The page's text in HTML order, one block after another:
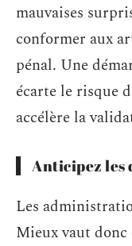
mauvaises
conformer aux
pénal. Une
écarte le risque
accélère la
Anticipez les
Les
Mieux vaut donc